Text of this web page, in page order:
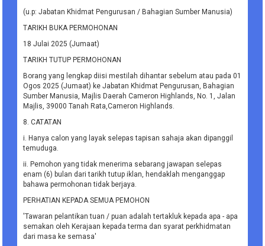
(u.p: Jabatan Khidmat Pengurusan / Bahagian Sumber Manusia)
TARIKH BUKA PERMOHONAN
18 Julai 2025 (Jumaat)
TARIKH TUTUP PERMOHONAN
Borang yang lengkap diisi mestilah dihantar sebelum atau pada 01
Ogos 2025 (Jumaat) ke Jabatan Khidmat Pengurusan, Bahagian
Sumber Manusia, Majlis Daerah Cameron Highlands, No. 1, Jalan
Majlis, 39000 Tanah Rata,Cameron Highlands.
8. CATATAN
i. Hanya calon yang layak selepas tapisan sahaja akan dipanggil
temuduga.
ii. Pemohon yang tidak menerima sebarang jawapan selepas
enam (6) bulan dari tarikh tutup iklan, hendaklah menganggap
bahawa permohonan tidak berjaya.
PERHATIAN KEPADA SEMUA PEMOHON
'Tawaran pelantikan tuan / puan adalah tertakluk kepada apa - apa
semakan oleh Kerajaan kepada terma dan syarat perkhidmatan
dari masa ke semasa'